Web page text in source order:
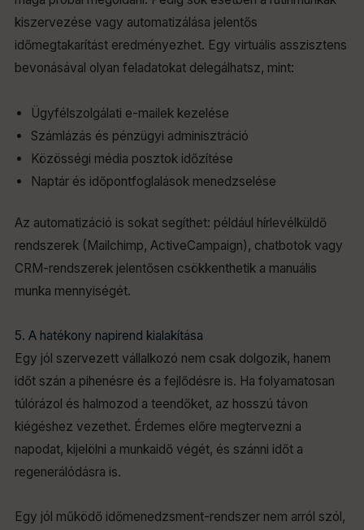
kiszervezése vagy automatizálása jelentős
időmegtakarítást eredményezhet. Egy virtuális asszisztens
bevonásával olyan feladatokat delegálhatsz, mint:
Ügyfélszolgálati e-mailek kezelése
Számlázás és pénzügyi adminisztráció
Közösségi média posztok időzítése
Naptár és időpontfoglalások menedzselése
Az automatizáció is sokat segíthet: például hírlevélküldő
rendszerek (Mailchimp, ActiveCampaign), chatbotok vagy
CRM-rendszerek jelentősen csökkenthetik a manuális
munka mennyiségét.
5. A hatékony napirend kialakítása
Egy jól szervezett vállalkozó nem csak dolgozik, hanem
időt szán a pihenésre és a fejlődésre is. Ha folyamatosan
túlórázol és halmozod a teendőket, az hosszú távon
kiégéshez vezethet. Érdemes előre megtervezni a
napodat, kijelölni a munkaidő végét, és szánni időt a
regenerálódásra is.
Egy jól működő időmenedzsment-rendszer nem arról szól,